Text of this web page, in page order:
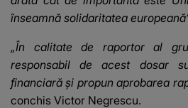
înseamnă solidaritatea
„În calitate de raportor al
responsabil de acest dosar
financiară şi propun aprobarea
conchis Victor Negrescu.